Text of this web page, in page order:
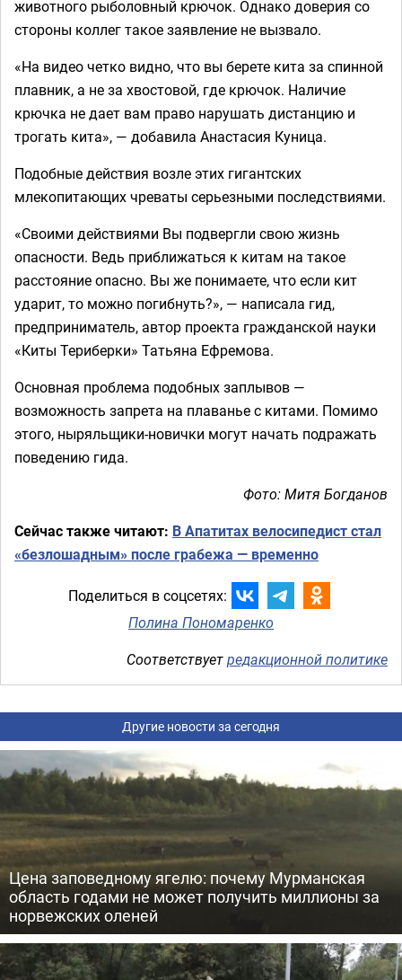
животного рыболовный крючок. Однако доверия со
стороны коллег такое заявление не вызвало.
«На видео четко видно, что вы берете кита за спинной
плавник, а не за хвостовой, где крючок. Наличие
крючка не дает вам право нарушать дистанцию и
трогать кита», — добавила Анастасия Куница.
Подобные действия возле этих гигантских
млекопитающих чреваты серьезными последствиями.
«Своими действиями Вы подвергли свою жизнь
опасности. Ведь приближаться к китам на такое
расстояние опасно. Вы же понимаете, что если кит
ударит, то можно погибнуть?», — написала гид,
предприниматель, автор проекта гражданской науки
«Киты Териберки» Татьяна Ефремова.
Основная проблема подобных заплывов —
возможность запрета на плаванье с китами. Помимо
этого, ныряльщики-новички могут начать подражать
поведению гида.
Фото: Митя Богданов
Сейчас также читают: В Апатитах велосипедист стал
«безлошадным» после грабежа — временно
Поделиться в соцсетях:
Полина Пономаренко
Соответствуетредакционной политике
Другие новости за сегодня
Цена заповедному ягелю: почему Мурманская
область годами не может получить миллионы за
норвежских оленей